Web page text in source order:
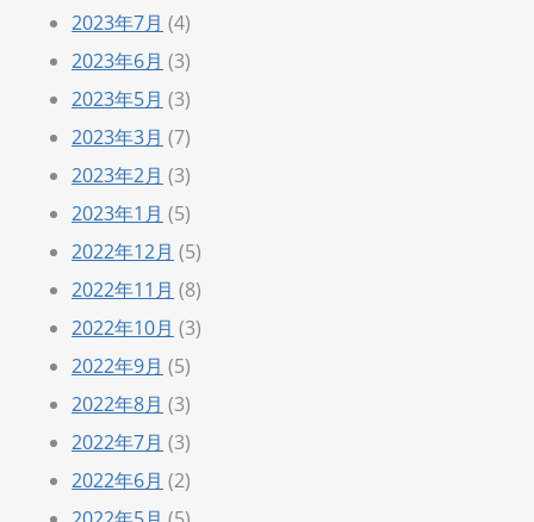
2023年7月 (4)
2023年6月 (3)
2023年5月 (3)
2023年3月 (7)
2023年2月 (3)
2023年1月 (5)
2022年12月 (5)
2022年11月 (8)
2022年10月 (3)
2022年9月 (5)
2022年8月 (3)
2022年7月 (3)
2022年6月 (2)